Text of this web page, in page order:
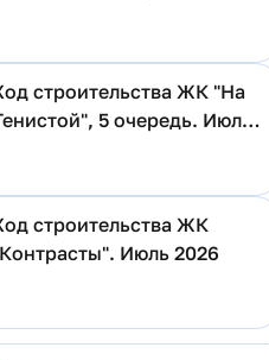
строительства ЖК "На
5 очередь. Июль
строительства ЖК
Июль 2026